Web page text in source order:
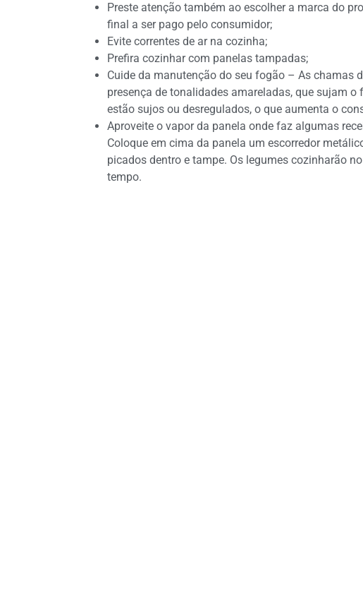
Preste atenção também ao escolher a marca do
final a ser pago pelo consumidor;
Evite correntes de ar na cozinha;
Prefira cozinhar com panelas tampadas;
Cuide da manutenção do seu fogão – As chamas
presença de tonalidades amareladas, que sujam
estão sujos ou desregulados, o que aumenta o
Aproveite o vapor da panela onde faz algumas
Coloque em cima da panela um escorredor
picados dentro e tampe. Os legumes cozinharão
tempo.